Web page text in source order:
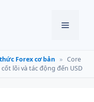
Menu
Forex cơ bản » Core
cốt lõi và tác động đến USD